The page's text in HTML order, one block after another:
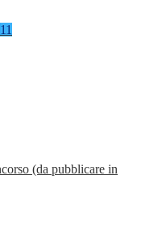
11
(da pubblicare in